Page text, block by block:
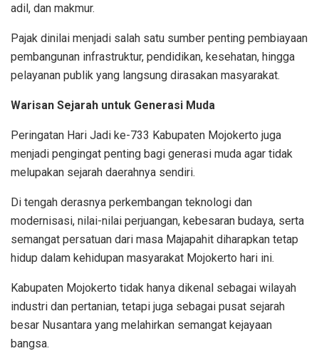
adil, dan makmur.
Pajak dinilai menjadi salah satu sumber penting pembiayaan
pembangunan infrastruktur, pendidikan, kesehatan, hingga
pelayanan publik yang langsung dirasakan masyarakat.
Warisan Sejarah untuk Generasi Muda
Peringatan Hari Jadi ke-733 Kabupaten Mojokerto juga
menjadi pengingat penting bagi generasi muda agar tidak
melupakan sejarah daerahnya sendiri.
Di tengah derasnya perkembangan teknologi dan
modernisasi, nilai-nilai perjuangan, kebesaran budaya, serta
semangat persatuan dari masa Majapahit diharapkan tetap
hidup dalam kehidupan masyarakat Mojokerto hari ini.
Kabupaten Mojokerto tidak hanya dikenal sebagai wilayah
industri dan pertanian, tetapi juga sebagai pusat sejarah
besar Nusantara yang melahirkan semangat kejayaan
bangsa.